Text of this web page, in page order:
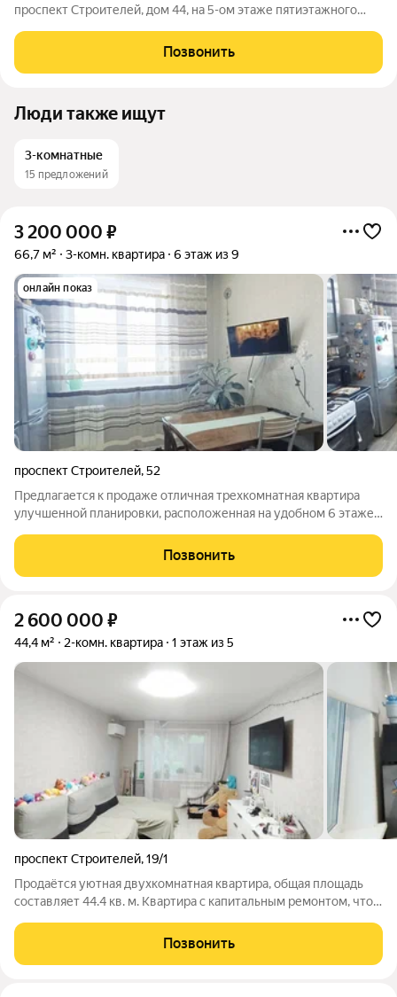
проспект Строителей, дом 44, на 5-ом этаже пятиэтажного
квартиры 43.3 кв. м. Стандартная планировка, комнаты и
санузел раздельные. Натяжные
Позвонить
Люди также ищут
3-комнатные
15 предложений
3 200 000 ₽
66,7 м² 3-комн. квартира 6 этаж из 9
онлайн показ
проспект Строителей,52
Предлагается к продаже отличная трехкомнатная квартира
улучшенной планировки, расположенная на удобном 6 этаже ,
состоянии , сделан косметический ремонт, установлены
пластиковые окна, входные и
Позвонить
2 600 000 ₽
44,4 м² 2-комн. квартира 1 этаж из 5
проспект Строителей,19/1
Продаётся уютная двухкомнатная квартира, общая площадь
составляет 44.4 кв. м. Квартира с капитальным ремонтом, что
задумываясь о ремонте. Установлены окна пластик, новая
входная дверь. Натяжные
Позвонить